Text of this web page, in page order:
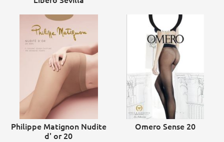
Philippe Matignon Nudite
d' or 20
Omero Sense 20